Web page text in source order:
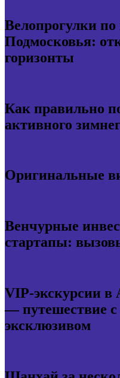
Велопрогулки
Подмосковья:
горизонты
Как правильно
активного
Оригинальные
Венчурные
стартапы:
VIP-экскурсии в
— путешествие
эксклюзивом